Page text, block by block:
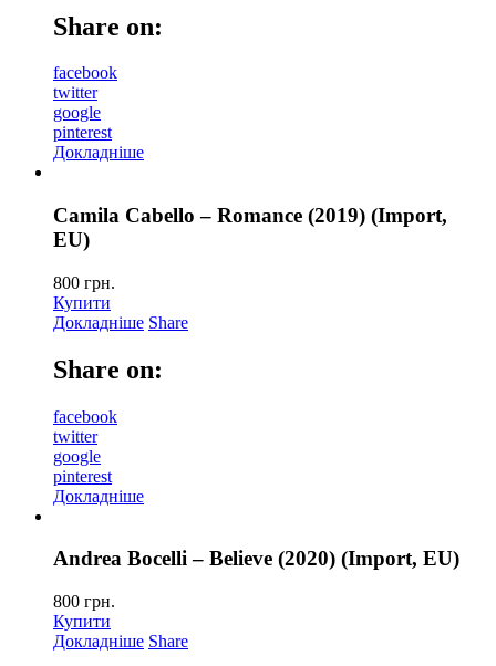
Share on:
facebook
twitter
google
pinterest
Докладніше
Camila Cabello – Romance (2019) (Import,
EU)
800 грн.
Купити
Докладніше Share
Share on:
facebook
twitter
google
pinterest
Докладніше
Andrea Bocelli – Believe (2020) (Import, EU)
800 грн.
Купити
Докладніше Share